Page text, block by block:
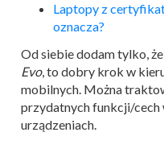
Laptopy z
oznacza?
Od siebie dodam tylko,
Evo, to dobry krok w
mobilnych. Można
przydatnych funkcji/
urządzeniach.